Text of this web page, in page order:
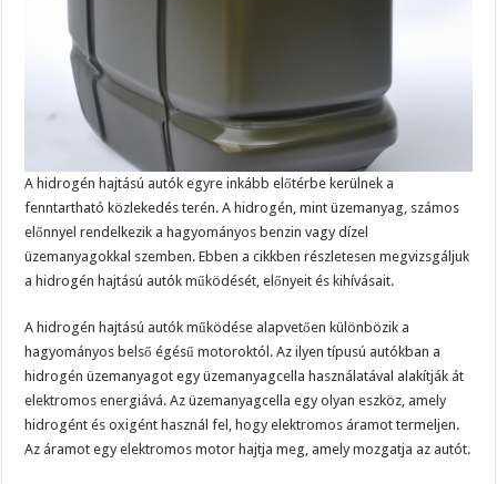
A hidrogén hajtású autók egyre inkább előtérbe kerülnek a
fenntartható közlekedés terén. A hidrogén, mint üzemanyag, számos
előnnyel rendelkezik a hagyományos benzin vagy dízel
üzemanyagokkal szemben. Ebben a cikkben részletesen megvizsgáljuk
a hidrogén hajtású autók működését, előnyeit és kihívásait.
A hidrogén hajtású autók működése alapvetően különbözik a
hagyományos belső égésű motoroktól. Az ilyen típusú autókban a
hidrogén üzemanyagot egy üzemanyagcella használatával alakítják át
elektromos energiává. Az üzemanyagcella egy olyan eszköz, amely
hidrogént és oxigént használ fel, hogy elektromos áramot termeljen.
Az áramot egy elektromos motor hajtja meg, amely mozgatja az autót.